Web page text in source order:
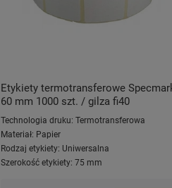
Etykiety termotransferowe
60 mm 1000 szt. / gilza fi40
Technologia druku: Termotransferowa
Materiał: Papier
Rodzaj etykiety: Uniwersalna
Szerokość etykiety: 75 mm